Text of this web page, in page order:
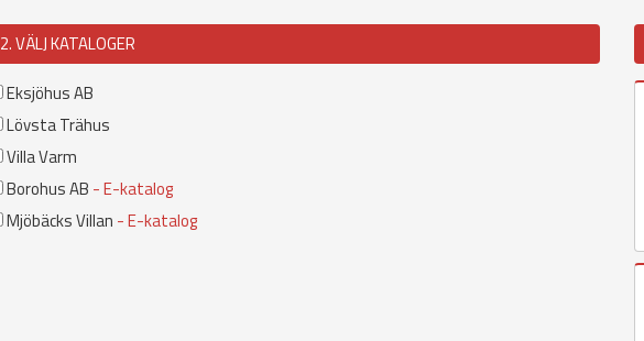
2. VÄLJ KATALOGER
Eksjöhus AB
Lövsta Trähus
Villa Varm
Borohus AB - E-katalog
Mjöbäcks Villan - E-katalog